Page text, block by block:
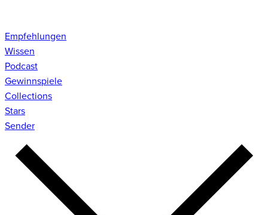
Empfehlungen
Wissen
Podcast
Gewinnspiele
Collections
Stars
Sender